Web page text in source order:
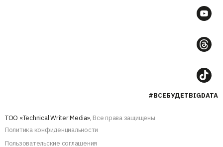
#ВСЕБУДЕТBIGDATA
ТОО «Technical Writer Media», Все права защищены
Политика конфиденциальности
Пользовательские соглашения